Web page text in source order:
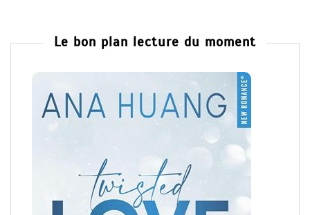
Le bon plan lecture du moment